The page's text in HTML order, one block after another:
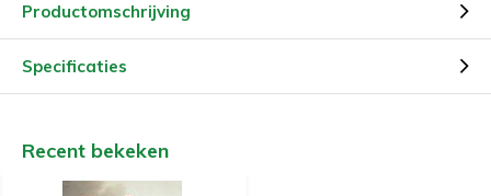
Productomschrijving
Specificaties
Recent bekeken